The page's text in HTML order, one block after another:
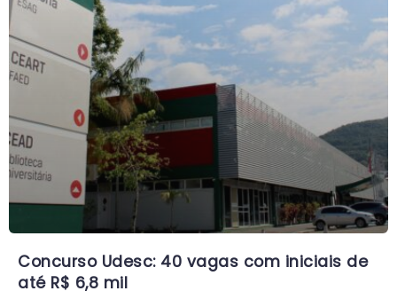
Concurso Udesc: 40 vagas com iniciais de
até R$ 6,8 mil